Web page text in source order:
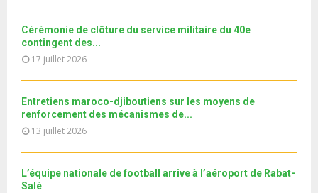
u
b
e
o
u
b
e
Cérémonie de clôture du service militaire du 40e
contingent des...
17 juillet 2026
Entretiens maroco-djiboutiens sur les moyens de
renforcement des mécanismes de...
13 juillet 2026
L’équipe nationale de football arrive à l’aéroport de Rabat-
Salé